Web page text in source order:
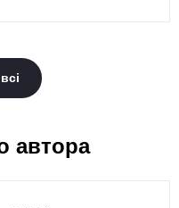
автора